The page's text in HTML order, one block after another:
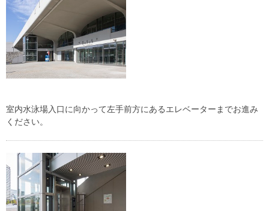
室内水泳場入口に向かって左手前方にあるエレベーターまでお進み
ください。